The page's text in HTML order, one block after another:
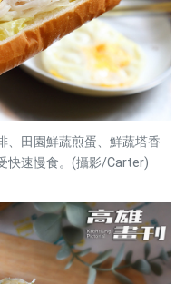
、田園鮮蔬煎蛋、鮮蔬塔香
快速慢食。(攝影/Carter)